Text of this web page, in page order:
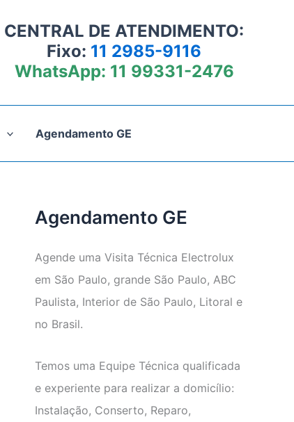
CENTRAL DE ATENDIMENTO:
Fixo: 11 2985-9116
WhatsApp: 11 99331-2476
Agendamento GE
Agendamento GE
Agende uma Visita Técnica Electrolux
em São Paulo, grande São Paulo, ABC
Paulista, Interior de São Paulo, Litoral e
no Brasil.
Temos uma Equipe Técnica qualificada
e experiente para realizar a domicílio:
Instalação, Conserto, Reparo,